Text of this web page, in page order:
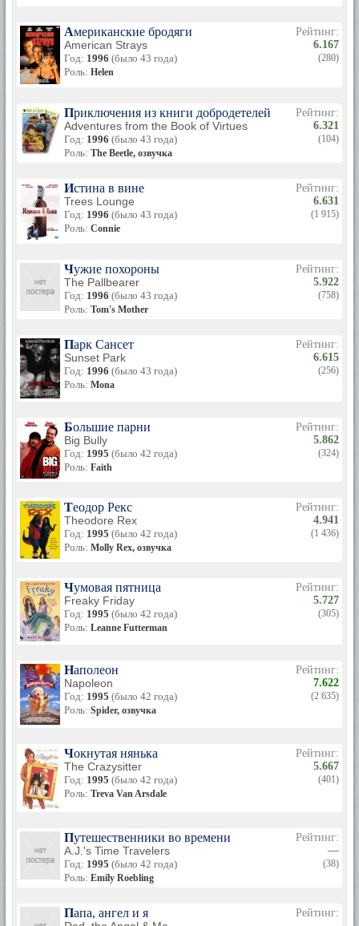
Американские бродяги
American Strays
Год: 1996 (было 43 года)
Роль: Helen
Рейтинг:
6.167
(280)
Приключения из книги добродетелей
Adventures from the Book of Virtues
Год: 1996 (было 43 года)
Роль: The Beetle, озвучка
Рейтинг:
6.321
(104)
Истина в вине
Trees Lounge
Год: 1996 (было 43 года)
Роль: Connie
Рейтинг:
6.631
(1 915)
Чужие похороны
The Pallbearer
Год: 1996 (было 43 года)
Роль: Tom's Mother
Рейтинг:
5.922
(758)
Парк Сансет
Sunset Park
Год: 1996 (было 43 года)
Роль: Mona
Рейтинг:
6.615
(256)
Большие парни
Big Bully
Год: 1995 (было 42 года)
Роль: Faith
Рейтинг:
5.862
(324)
Теодор Рекс
Theodore Rex
Год: 1995 (было 42 года)
Роль: Molly Rex, озвучка
Рейтинг:
4.941
(1 436)
Чумовая пятница
Freaky Friday
Год: 1995 (было 42 года)
Роль: Leanne Futterman
Рейтинг:
5.727
(305)
Наполеон
Napoleon
Год: 1995 (было 42 года)
Роль: Spider, озвучка
Рейтинг:
7.622
(2 635)
Чокнутая нянька
The Crazysitter
Год: 1995 (было 42 года)
Роль: Treva Van Arsdale
Рейтинг:
5.667
(401)
Путешественники во времени
A.J.'s Time Travelers
Год: 1995 (было 42 года)
Роль: Emily Roebling
Рейтинг:
—
(38)
Папа, ангел и я
Рейтинг: